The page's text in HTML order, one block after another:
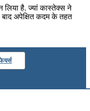
2026
लिया है. ज्यां कास्तेक्स ने
बाद अपेक्षित कदम के तहत